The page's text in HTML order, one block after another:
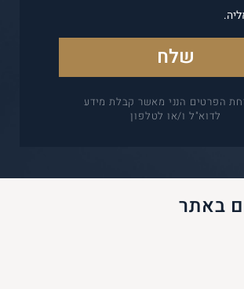
הפרטים הנני מאשר קבלת מידע
לדוא"ל ו/או לטלפון
באתר